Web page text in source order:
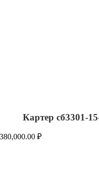
Картер сб3301-
380,000.00₽